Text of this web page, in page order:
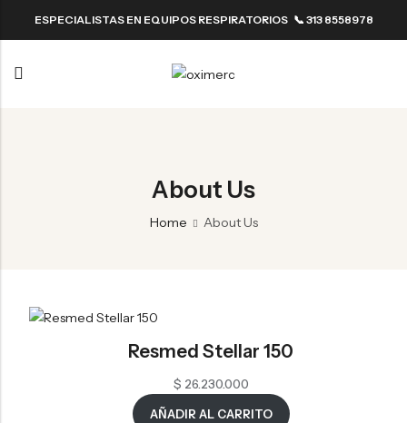
ESPECIALISTAS EN EQUIPOS RESPIRATORIOS 📞 313 8558978
About Us
Home About Us
Resmed Stellar 150
$ 26.230.000
AÑADIR AL CARRITO